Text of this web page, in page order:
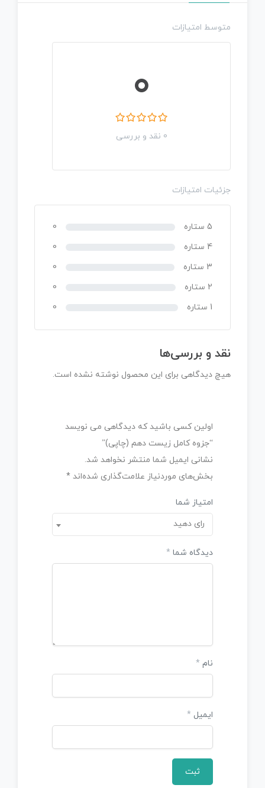
متوسط امتیازات
0
0 نقد و بررسی
جزئیات امتیازات
5 ستاره
0
4 ستاره
0
3 ستاره
0
2 ستاره
0
1 ستاره
0
نقد و بررسی‌ها
هیچ دیدگاهی برای این محصول نوشته نشده است.
اولین کسی باشید که دیدگاهی می نویسد
“جزوه کامل زیست دهم (چاپی)”
نشانی ایمیل شما منتشر نخواهد شد.
بخش‌های موردنیاز علامت‌گذاری شده‌اند *
امتیاز شما
رای دهید
دیدگاه شما *
نام *
ایمیل *